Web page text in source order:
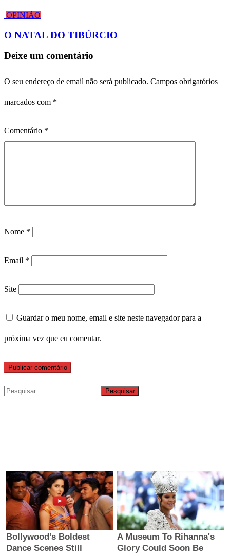
OPINIÃO
O NATAL DO TIBÚRCIO
Deixe um comentário
O seu endereço de email não será publicado. Campos obrigatórios
marcados com *
Comentário *
Nome *
Email *
Site
Guardar o meu nome, email e site neste navegador para a
próxima vez que eu comentar.
Pesquisar
por: